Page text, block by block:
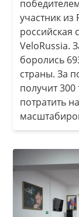
участник
российская
VeloRussia.
боролись
страны. За
получит
потратить